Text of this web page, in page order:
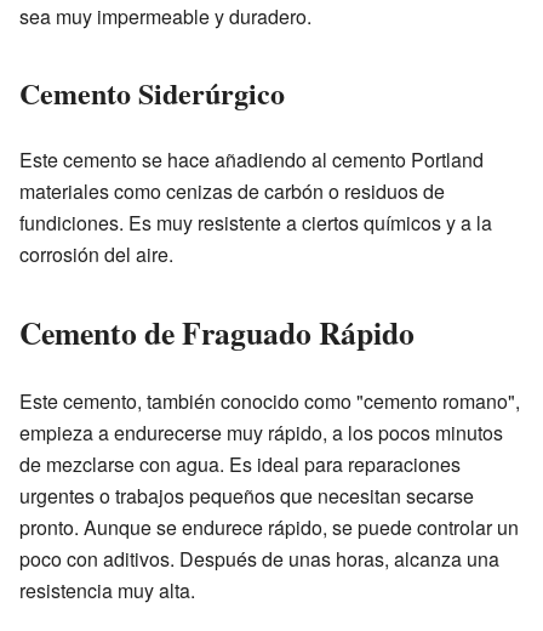
sea muy impermeable y duradero.
Cemento Siderúrgico
Este cemento se hace añadiendo al cemento Portland
materiales como cenizas de carbón o residuos de
fundiciones. Es muy resistente a ciertos químicos y a la
corrosión del aire.
Cemento de Fraguado Rápido
Este cemento, también conocido como "cemento romano",
empieza a endurecerse muy rápido, a los pocos minutos
de mezclarse con agua. Es ideal para reparaciones
urgentes o trabajos pequeños que necesitan secarse
pronto. Aunque se endurece rápido, se puede controlar un
poco con aditivos. Después de unas horas, alcanza una
resistencia muy alta.